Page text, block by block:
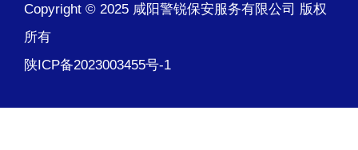
Copyright © 2025 咸阳警锐保安服务有限公司 版权
所有
陕ICP备2023003455号-1